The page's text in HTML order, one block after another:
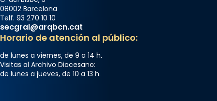
08002 Barcelona
Telf. 93 270 10 10
secgral@arqbcn.cat
Horario de atención al público:
de lunes a viernes, de 9 a 14 h.
Visitas al Archivo Diocesano:
de lunes a jueves, de 10 a 13 h.